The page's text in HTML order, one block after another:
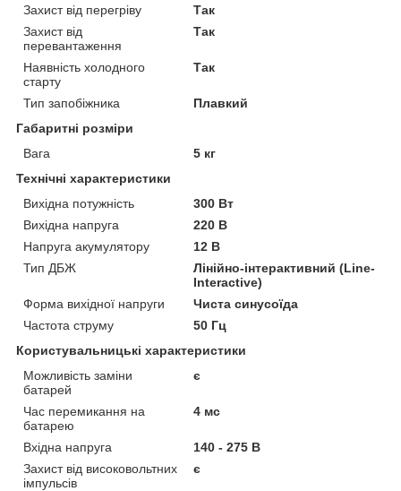
Захист від перегріву
Так
Захист від
перевантаження
Так
Наявність холодного
старту
Так
Тип запобіжника
Плавкий
Габаритні розміри
Вага
5 кг
Технічні характеристики
Вихідна потужність
300 Вт
Вихідна напруга
220 В
Напруга акумулятору
12 В
Тип ДБЖ
Лінійно-інтерактивний (Line-
Interactive)
Форма вихідної напруги
Чиста синусоїда
Частота струму
50 Гц
Користувальницькі характеристики
Можливість заміни
батарей
є
Час перемикання на
батарею
4 мс
Вхідна напруга
140 - 275 В
Захист від високовольтних
імпульсів
є